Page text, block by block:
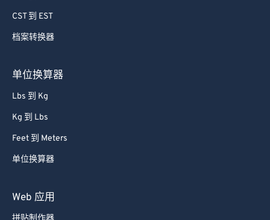
CST 到 EST
档案转换器
单位换算器
Lbs 到 Kg
Kg 到 Lbs
Feet 到 Meters
单位换算器
Web 应用